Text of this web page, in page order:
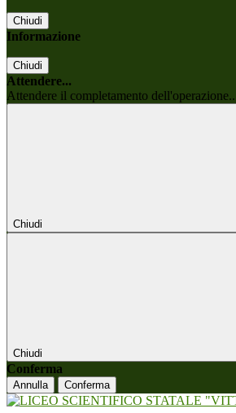
Chiudi
Informazione
Chiudi
Attendere...
Attendere il completamento
Chiudi
Chiudi
Conferma
Annulla Conferma